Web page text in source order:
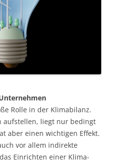
Rolle in der Klimabilanz.
aufstellen, liegt nur bedingt
aber einen wichtigen Effekt.
vor allem indirekte
Einrichten einer Klima-